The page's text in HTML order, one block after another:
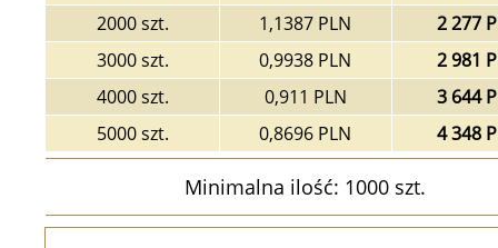
2000 szt.
1,1387 PLN
2 277
3000 szt.
0,9938 PLN
2 981
4000 szt.
0,911 PLN
3 644
5000 szt.
0,8696 PLN 4 348
Minimalna ilość: 1000 szt.